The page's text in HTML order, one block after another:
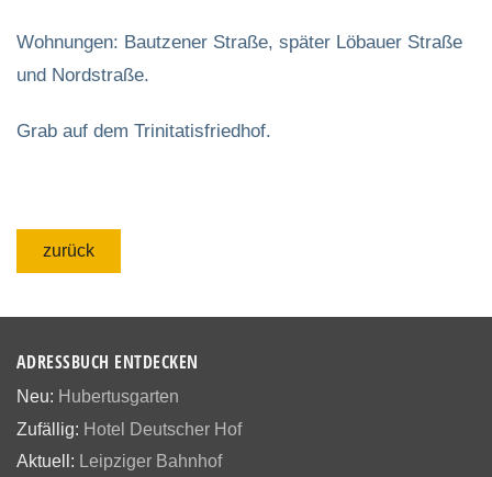
Wohnungen: Bautzener Straße, später Löbauer Straße
und Nordstraße.
Grab auf dem Trinitatisfriedhof.
zurück
ADRESSBUCH ENTDECKEN
Neu: Hubertusgarten
Zufällig: Hotel Deutscher Hof
Aktuell: Leipziger Bahnhof